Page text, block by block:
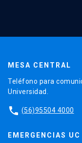
MESA CENTRAL
Teléfono para
Universidad.
phone (56)95504 4000
EMERGENCIAS UC